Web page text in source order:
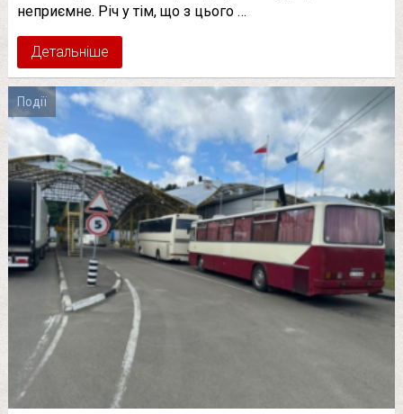
неприємне. Річ у тім, що з цього …
Детальніше
Події